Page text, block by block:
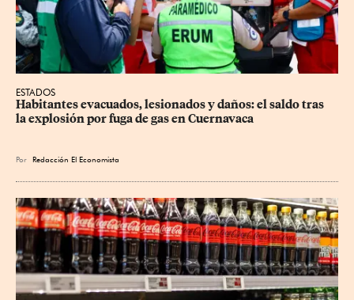
ESTADOS
Habitantes evacuados, lesionados y daños: el saldo tras
la explosión por fuga de gas en Cuernavaca
Por Redacción El Economista